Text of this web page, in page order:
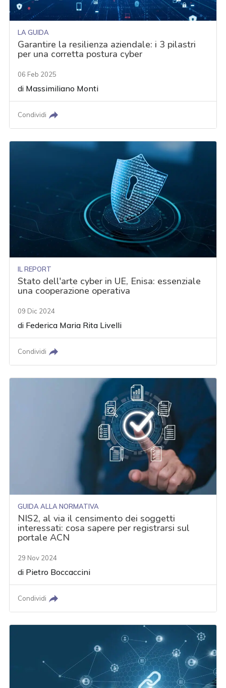
LA GUIDA
Garantire la resilienza aziendale: i 3 pilastri
per una corretta postura cyber
06 Feb 2025
di Massimiliano Monti
Condividi
IL REPORT
Stato dell'arte cyber in UE, Enisa: essenziale
una cooperazione operativa
09 Dic 2024
di Federica Maria Rita Livelli
Condividi
GUIDA ALLA NORMATIVA
NIS2, al via il censimento dei soggetti
interessati: cosa sapere per registrarsi sul
portale ACN
29 Nov 2024
di Pietro Boccaccini
Condividi